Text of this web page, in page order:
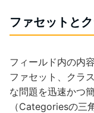
ファセットと
フィールド内の内
ファセット、クラ
な問題を迅速かつ
（Categoriesの三